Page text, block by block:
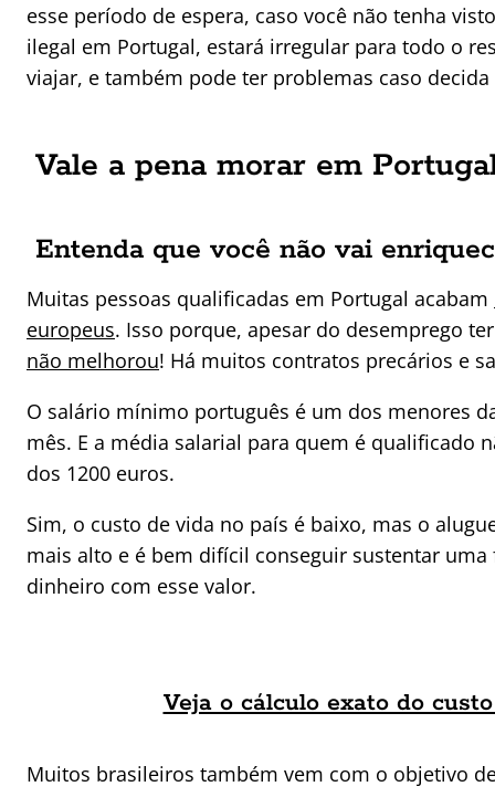
esse período de espera, caso você não tenha
ilegal em Portugal, estará irregular para todo o
viajar, e também pode ter problemas caso
Vale a pena morar em
Entenda que você não vai
Muitas pessoas qualificadas em Portugal acabam
europeus. Isso porque, apesar do desemprego
não melhorou! Há muitos contratos precários e
O salário mínimo português é um dos menores
mês. E a média salarial para quem é qualificado
dos 1200 euros.
Sim, o custo de vida no país é baixo, mas o
mais alto e é bem difícil conseguir sustentar
dinheiro com esse valor.
Veja o cálculo exato do
Muitos brasileiros também vem com o objetivo